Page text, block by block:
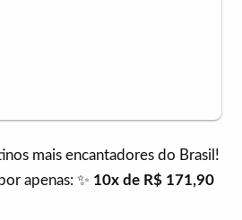
mais encantadores do Brasil!
apenas: ✨ 10x de R$ 171,90